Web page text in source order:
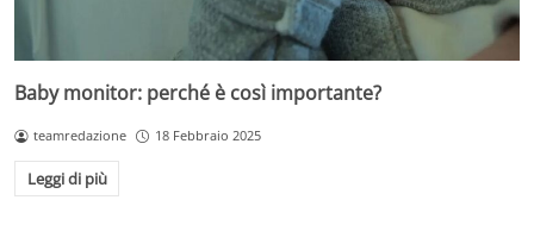
Baby monitor: perché è così importante?
teamredazione 18 Febbraio 2025
Leggi di più